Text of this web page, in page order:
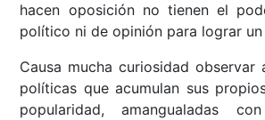
hacen oposición no tienen el
político ni de opinión para lograr
Causa mucha curiosidad observar
políticas que acumulan sus
popularidad, amangualadas